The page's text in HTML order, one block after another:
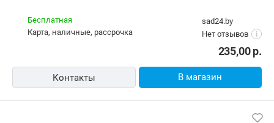
sad24.by
Нет отзывов
i
Бесплатная
карта, наличные, рассрочка
235,00р.
Контакты В магазин